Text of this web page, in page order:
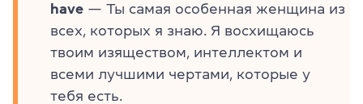
have — Ты самая особенная женщина из
всех, которых я знаю. Я восхищаюсь
твоим изяществом, интеллектом и
всеми лучшими чертами, которые у
тебя есть.